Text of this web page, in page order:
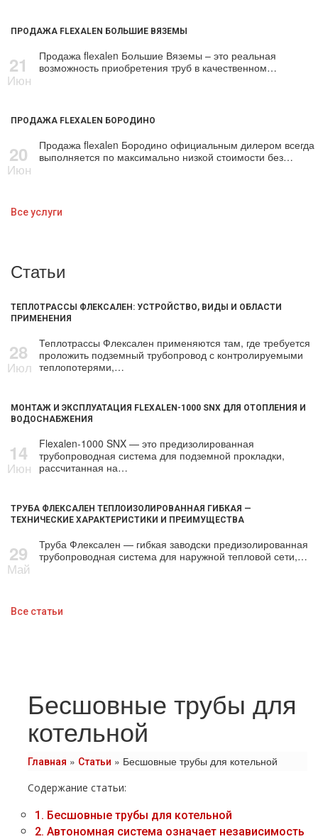
ПРОДАЖА FLEXALEN БОЛЬШИЕ ВЯЗЕМЫ
21
Июн
Продажа flехalеn Большие Вяземы – это реальная
возможность приобретения тpуб в качественном…
ПРОДАЖА FLEXALEN БОРОДИНО
20
Июн
Продажа flехalеn Бородино официальным дилером всегда
выполняется по максимально низкой стоимости без…
Все услуги
Статьи
ТЕПЛОТРАССЫ ФЛЕКСАЛЕН: УСТРОЙСТВО, ВИДЫ И ОБЛАСТИ
ПРИМЕНЕНИЯ
28
Июл
Теплотрассы Флексален применяются там, где требуется
проложить подземный трубопровод с контролируемыми
теплопотерями,…
МОНТАЖ И ЭКСПЛУАТАЦИЯ FLEXALEN-1000 SNX ДЛЯ ОТОПЛЕНИЯ И
ВОДОСНАБЖЕНИЯ
14
Июн
Flexalen-1000 SNX — это предизолированная
трубопроводная система для подземной прокладки,
рассчитанная на…
ТРУБА ФЛЕКСАЛЕН ТЕПЛОИЗОЛИРОВАННАЯ ГИБКАЯ —
ТЕХНИЧЕСКИЕ ХАРАКТЕРИСТИКИ И ПРЕИМУЩЕСТВА
29
Май
Труба Флексален — гибкая заводски предизолированная
трубопроводная система для наружной тепловой сети,…
Все статьи
Бесшовные трубы для
котельной
Главная » Статьи » Бесшовные трубы для котельной
Содержание статьи:
1. Бесшовные тpубы для котельной
2. Автономная система означает независимость